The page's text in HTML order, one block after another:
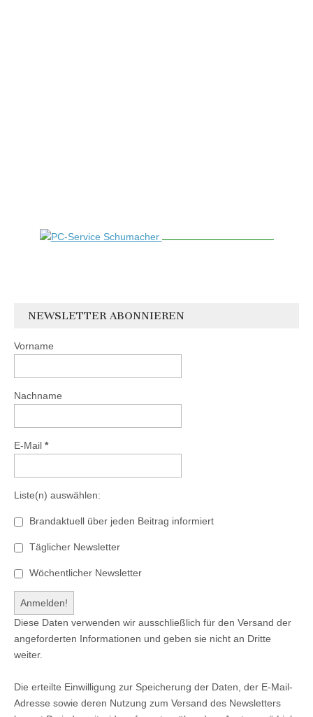
NEWSLETTER ABONNIEREN
Vorname
Nachname
E-Mail *
Liste(n) auswählen:
Brandaktuell über jeden Beitrag informiert
Täglicher Newsletter
Wöchentlicher Newsletter
Diese Daten verwenden wir ausschließlich für den Versand der
angeforderten Informationen und geben sie nicht an Dritte
weiter.
Die erteilte Einwilligung zur Speicherung der Daten, der E-Mail-
Adresse sowie deren Nutzung zum Versand des Newsletters